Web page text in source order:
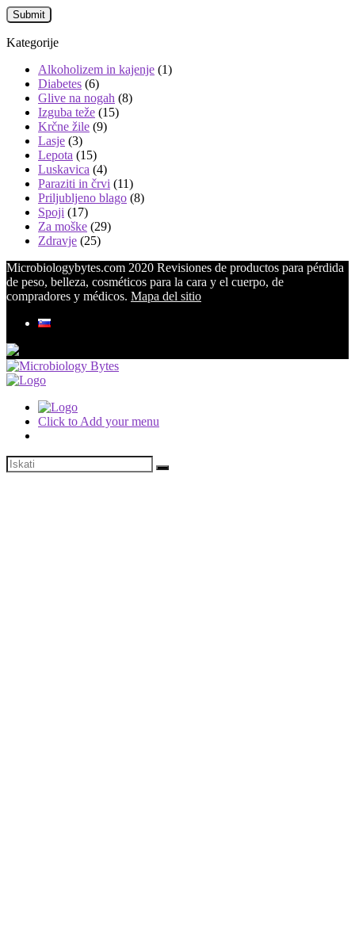
Kategorije
Alkoholizem in kajenje (1)
Diabetes (6)
Glive na nogah (8)
Izguba teže (15)
Krčne žile (9)
Lasje (3)
Lepota (15)
Luskavica (4)
Paraziti in črvi (11)
Priljubljeno blago (8)
Spoji (17)
Za moške (29)
Zdravje (25)
Microbiologybytes.com 2020 Revisiones de productos para pérdida
de peso, belleza, cosméticos para la cara y el cuerpo, de
compradores y médicos. Mapa del sitio
Click to Add your menu